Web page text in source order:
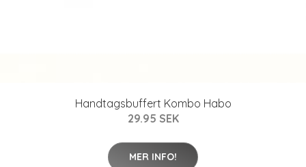
Handtagsbuffert Kombo Habo
29.95 SEK
MER INFO!